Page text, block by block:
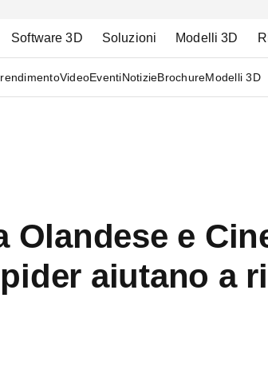
Software 3D Soluzioni Modelli 3D
VideoEventiNotizieBrochureModelli 3D
Olandese e
aiutano a